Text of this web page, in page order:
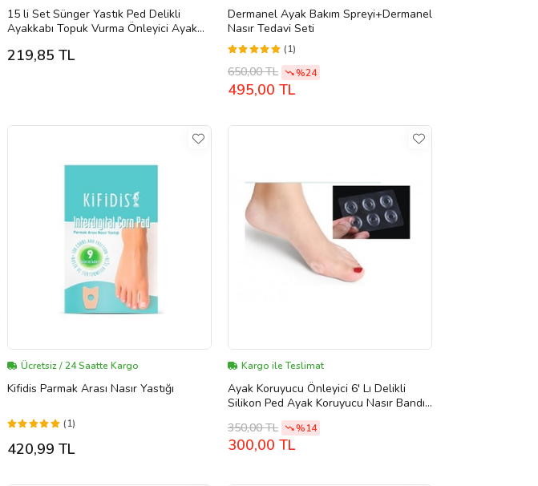
15 li Set Sünger Yastık Ped Delikli
Ayakkabı Topuk Vurma Önleyici Ayak
219,85 TL
Dermanel Ayak Bakım Spreyi+Dermanel
Nasır Tedavi Seti
(1)
650,00 TL %24
495,00 TL
Ücretsiz / 24 Saatte Kargo
Kifidis Parmak Arası Nasır Yastığı
(1)
420,99 TL
Kargo ile Teslimat
Ayak Koruyucu Önleyici 6' Lı Delikli
Silikon Ped Ayak Koruyucu Nasır Bandı
6 Adet Delikli
350,00 TL %14
300,00 TL